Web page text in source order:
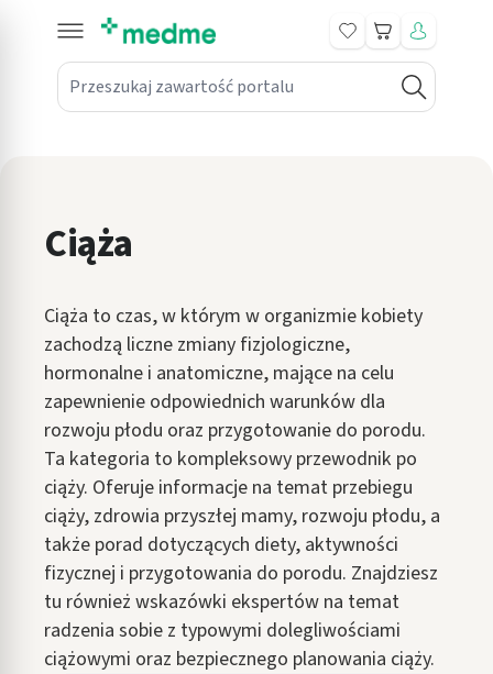
Przeszukaj zawartość portalu
Koszyk
submenu: Leki na receptę
submenu: Mama i dziecko
submenu: Higiena
submenu: Sprzęt medyczny
submenu: Intymne
submenu: Wellness
Ciąża
Ciąża to czas, w którym w organizmie kobiety
zachodzą liczne zmiany fizjologiczne,
hormonalne i anatomiczne, mające na celu
zapewnienie odpowiednich warunków dla
rozwoju płodu oraz przygotowanie do porodu.
Ta kategoria to kompleksowy przewodnik po
ciąży. Oferuje informacje na temat przebiegu
ciąży, zdrowia przyszłej mamy, rozwoju płodu, a
także porad dotyczących diety, aktywności
fizycznej i przygotowania do porodu. Znajdziesz
tu również wskazówki ekspertów na temat
radzenia sobie z typowymi dolegliwościami
ciążowymi oraz bezpiecznego planowania ciąży.